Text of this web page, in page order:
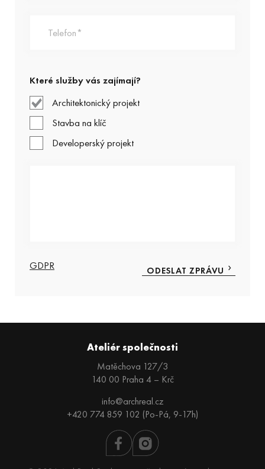
Které služby vás zajímají?
Architektonický projekt
Stavba na klíč
Developerský projekt
GDPR
Ateliér společnosti
Matěchova 127/3
140 00 Praha 4 – Krč
info@archreal.cz
+420 774 859 102 (Po-Pá, 9-17h)